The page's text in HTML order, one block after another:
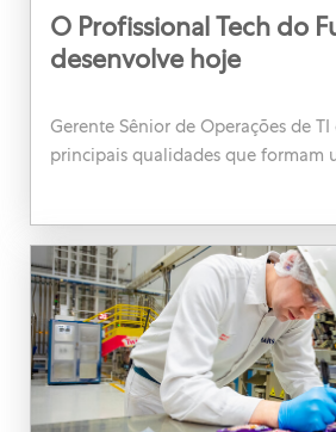
O Profissional Tech do
desenvolve hoje
Gerente Sênior de Operações de TI
principais qualidades que formam